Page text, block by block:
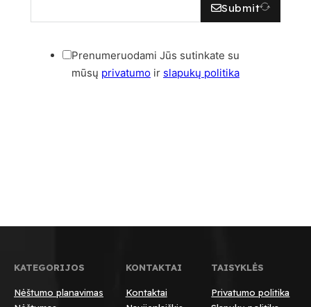
Submit
Prenumeruodami Jūs sutinkate su
mūsų privatumo ir slapukų politika
KATEGORIJOS
Nėštumo planavimas
KONTAKTAI
Kontaktai
TAISYKLĖS
Privatumo politika